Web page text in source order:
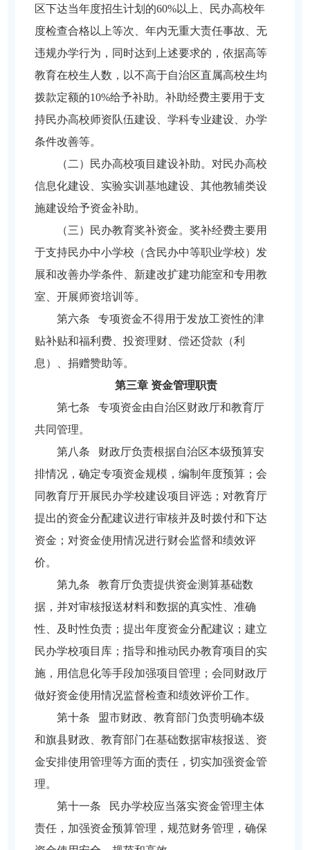
区下达当年度招生计划的60%以上、民办高校年
度检查合格以上等次、年内无重大责任事故、无
违规办学行为，同时达到上述要求的，依据高等
教育在校生人数，以不高于自治区直属高校生均
拨款定额的10%给予补助。补助经费主要用于支
持民办高校师资队伍建设、学科专业建设、办学
条件改善等。
（二）民办高校项目建设补助。对民办高校
信息化建设、实验实训基地建设、其他教辅类设
施建设给予资金补助。
（三）民办教育奖补资金。奖补经费主要用
于支持民办中小学校（含民办中等职业学校）发
展和改善办学条件、新建改扩建功能室和专用教
室、开展师资培训等。
第六条 专项资金不得用于发放工资性的津
贴补贴和福利费、投资理财、偿还贷款（利
息）、捐赠赞助等。
第三章 资金管理职责
第七条 专项资金由自治区财政厅和教育厅
共同管理。
第八条 财政厅负责根据自治区本级预算安
排情况，确定专项资金规模，编制年度预算；会
同教育厅开展民办学校建设项目评选；对教育厅
提出的资金分配建议进行审核并及时拨付和下达
资金；对资金使用情况进行财会监督和绩效评
价。
第九条 教育厅负责提供资金测算基础数
据，并对审核报送材料和数据的真实性、准确
性、及时性负责；提出年度资金分配建议；建立
民办学校项目库；指导和推动民办教育项目的实
施，用信息化等手段加强项目管理；会同财政厅
做好资金使用情况监督检查和绩效评价工作。
第十条 盟市财政、教育部门负责明确本级
和旗县财政、教育部门在基础数据审核报送、资
金安排使用管理等方面的责任，切实加强资金管
理。
第十一条 民办学校应当落实资金管理主体
责任，加强资金预算管理，规范财务管理，确保